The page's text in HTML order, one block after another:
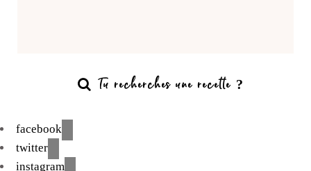
facebook
twitter
instagram